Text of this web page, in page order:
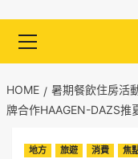
Menu
HOME
暑期餐飲住房活
牌合作HAAGEN-DAZS推
地方 旅遊 消費 焦